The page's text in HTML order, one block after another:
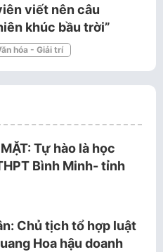
viết nên câu
khúc bầu trời”
hóa - Giải trí
Tự hào là học
Bình Minh- tỉnh
Chủ tịch tổ hợp luật
Hoa hậu doanh